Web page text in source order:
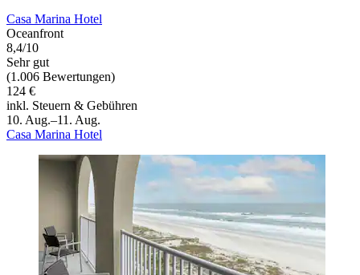
Casa Marina Hotel
Oceanfront
8,4/10
Sehr gut
(1.006 Bewertungen)
124 €
inkl. Steuern & Gebühren
10. Aug.–11. Aug.
Casa Marina Hotel